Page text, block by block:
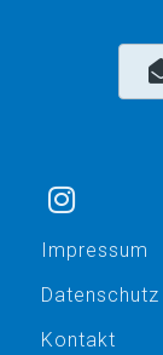
Impressum
Datenschutz
Kontakt